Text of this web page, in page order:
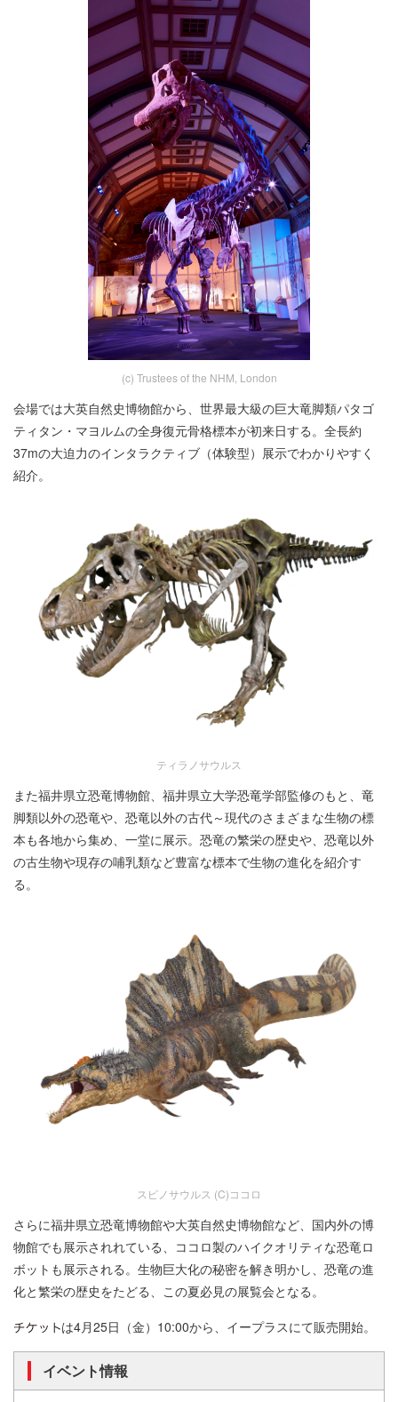
(c) Trustees of the NHM, London
会場では大英自然史博物館から、世界最大級の巨大竜脚類パタゴ
ティタン・マヨルムの全身復元骨格標本が初来日する。全長約
37mの大迫力のインタラクティブ（体験型）展示でわかりやすく
紹介。
ティラノサウルス
また福井県立恐竜博物館、福井県立大学恐竜学部監修のもと、竜
脚類以外の恐竜や、恐竜以外の古代～現代のさまざまな生物の標
本も各地から集め、一堂に展示。恐竜の繁栄の歴史や、恐竜以外
の古生物や現存の哺乳類など豊富な標本で生物の進化を紹介す
る。
スピノサウルス (C)ココロ
さらに福井県立恐竜博物館や大英自然史博物館など、国内外の博
物館でも展示されれている、ココロ製のハイクオリティな恐竜ロ
ボットも展示される。生物巨大化の秘密を解き明かし、恐竜の進
化と繁栄の歴史をたどる、この夏必見の展覧会となる。
は4月25日（金）10:00から、イープラスにて販売開始。
イベント情報